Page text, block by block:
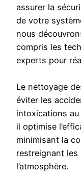
assurer la
de votre
nous
compris les
experts pour
Le nettoyage
éviter les
intoxications
il optimise
minimisant la
restreignant les
l’atmosphère.